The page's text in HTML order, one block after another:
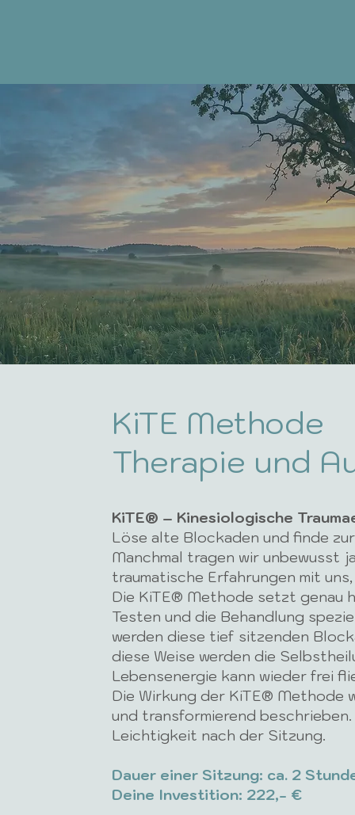
KiTE Methode
Therapie und
KiTE® – Kinesiologische
Löse alte Blockaden und finde
Manchmal tragen wir unbewusst
traumatische Erfahrungen mit
Die KiTE® Methode setzt genau
Testen und die Behandlung
werden diese tief sitzenden
diese Weise werden die
Lebensenergie kann wieder frei
Die Wirkung der KiTE® Methode
und transformierend
Leichtigkeit nach der Sitzung.
Dauer einer Sitzung: ca. 2
Deine Investition: 222,- €